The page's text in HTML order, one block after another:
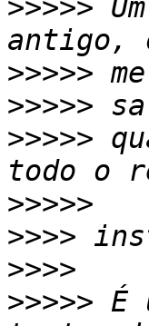
>>>>>
>>>>>
>>>>>
>>>>>
>>>>>
>>>>
>>>>
>>>>> É